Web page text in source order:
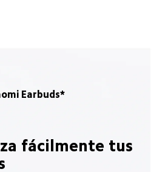
Earbuds*
fácilmente tus